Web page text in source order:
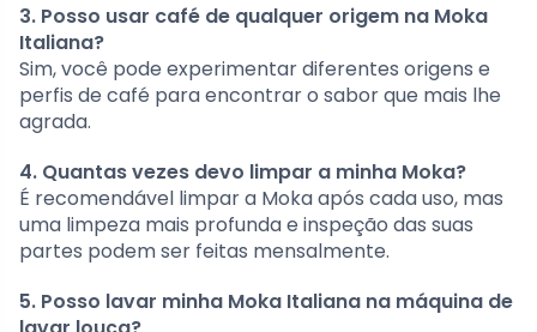
3. Posso usar café de qualquer origem na Moka
Italiana?
Sim, você pode experimentar diferentes origens e
perfis de café para encontrar o sabor que mais lhe
agrada.
4. Quantas vezes devo limpar a minha Moka?
É recomendável limpar a Moka após cada uso, mas
uma limpeza mais profunda e inspeção das suas
partes podem ser feitas mensalmente.
5. Posso lavar minha Moka Italiana na máquina de